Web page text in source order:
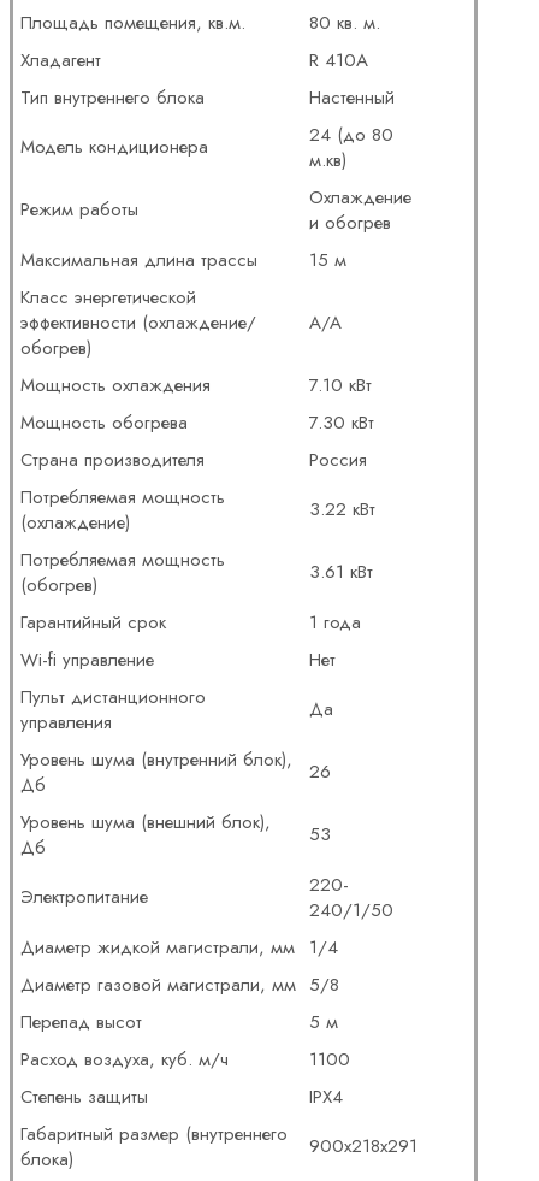
Площадь помещения, кв.м.
80 кв. м.
Хладагент
R 410A
Тип внутреннего блока
Настенный
Модель кондиционера
24 (до 80
м.кв)
Режим работы
Охлаждение
и обогрев
Максимальная длина трассы
15 м
Класс энергетической
эффективности (охлаждение/
обогрев)
A/A
Мощность охлаждения
7.10 кВт
Мощность обогрева
7.30 кВт
Страна производителя
Россия
Потребляемая мощность
(охлаждение)
3.22 кВт
Потребляемая мощность
(обогрев)
3.61 кВт
Гарантийный срок
1 года
Wi-fi управление
Нет
Пульт дистанционного
управления
Да
Уровень шума (внутренний блок),
Дб
26
Уровень шума (внешний блок),
Дб
53
Электропитание
220-
240/1/50
Диаметр жидкой магистрали, мм 1/4
Диаметр газовой магистрали, мм 5/8
Перепад высот
5 м
Расход воздуха, куб. м/ч
1100
Степень защиты
IPX4
Габаритный размер (внутреннего
блока)
900x218x291